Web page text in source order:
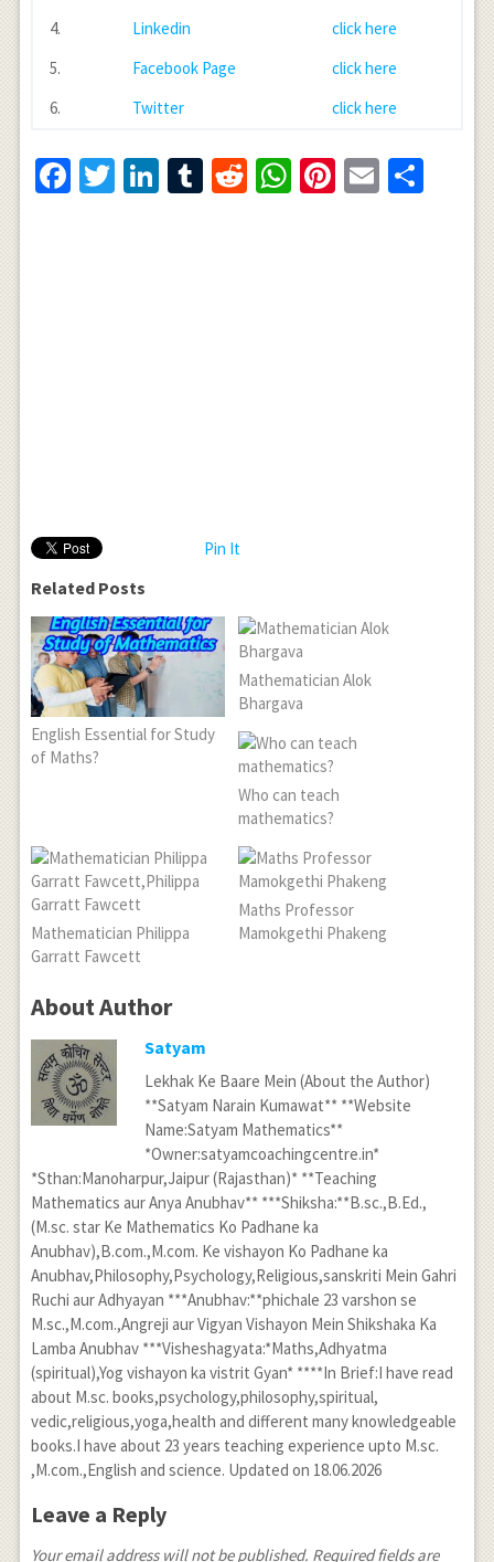
4.
Linkedin
click here
5.
Facebook Page
click here
6.
Twitter click here
Facebook
Twitter
LinkedIn
Tumblr
RedditWhatsApp
Pinterest
Email
Pin It
Related Posts
English Essential for Study
of Maths?
Mathematician Alok
Bhargava
Who can teach
mathematics?
Mathematician Philippa
Garratt Fawcett
Maths Professor
Mamokgethi Phakeng
About Author
Satyam
Lekhak Ke Baare Mein (About the Author)
**Satyam Narain Kumawat** **Website
Name:Satyam Mathematics**
*Owner:satyamcoachingcentre.in*
*Sthan:Manoharpur,Jaipur (Rajasthan)* **Teaching
Mathematics aur Anya Anubhav** ***Shiksha:**B.sc.,B.Ed.,
(M.sc. star Ke Mathematics Ko Padhane ka
Anubhav),B.com.,M.com. Ke vishayon Ko Padhane ka
Anubhav,Philosophy,Psychology,Religious,sanskriti Mein Gahri
Ruchi aur Adhyayan ***Anubhav:**phichale 23 varshon se
M.sc.,M.com.,Angreji aur Vigyan Vishayon Mein Shikshaka Ka
Lamba Anubhav ***Visheshagyata:*Maths,Adhyatma
(spiritual),Yog vishayon ka vistrit Gyan* ****In Brief:I have read
about M.sc. books,psychology,philosophy,spiritual,
vedic,religious,yoga,health and different many knowledgeable
books.I have about 23 years teaching experience upto M.sc.
,M.com.,English and science. Updated on 18.06.2026
Leave a Reply
Your email address will not be published. Required fields are